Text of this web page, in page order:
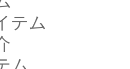
テム
ム